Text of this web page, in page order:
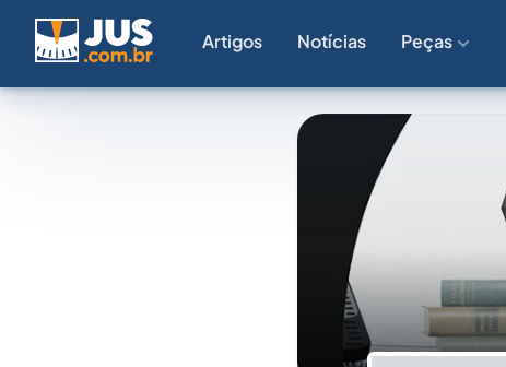
Artigos Notícias Peças